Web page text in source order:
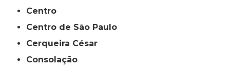
Centro
Centro de São Paulo
Cerqueira César
Consolação